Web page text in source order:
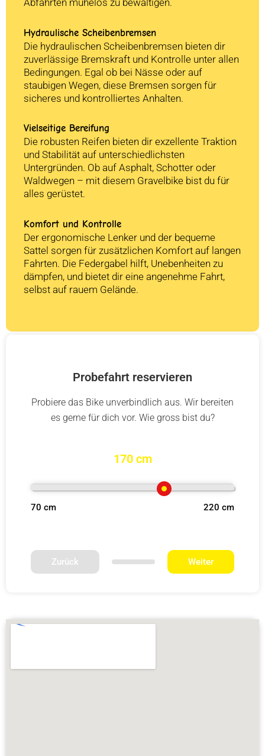
Hydraulische Scheibenbremsen
Die hydraulischen Scheibenbremsen bieten dir
zuverlässige Bremskraft und Kontrolle unter allen
Bedingungen. Egal ob bei Nässe oder auf
staubigen Wegen, diese Bremsen sorgen für
sicheres und kontrolliertes Anhalten.
Vielseitige Bereifung
Die robusten Reifen bieten dir exzellente Traktion
und Stabilität auf unterschiedlichsten
Untergründen. Ob auf Asphalt, Schotter oder
Waldwegen – mit diesem Gravelbike bist du für
alles gerüstet.
Komfort und Kontrolle
Der ergonomische Lenker und der bequeme
Sattel sorgen für zusätzlichen Komfort auf langen
Fahrten. Die Federgabel hilft, Unebenheiten zu
dämpfen, und bietet dir eine angenehme Fahrt,
selbst auf rauem Gelände.
Probefahrt reservieren
Probiere das Bike unverbindlich aus. Wir bereiten
es gerne für dich vor. Wie gross bist du?
170 cm
70 cm 220 cm
Zurück Weiter